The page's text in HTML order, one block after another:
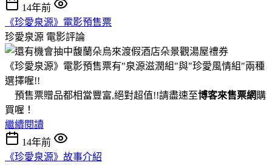
14年前
《珍愛泉源》電影預售票
珍愛泉源 電影評論
《珍愛泉源》電影預售票有"泉源滋潤組"與"珍愛風情組"兩種
選擇喔!!
預售票贈品都相當豐富,絕對超值!!請盡速至博客來售票網購
買喔！
繼續閱讀
14年前
《珍愛泉源》故事介紹